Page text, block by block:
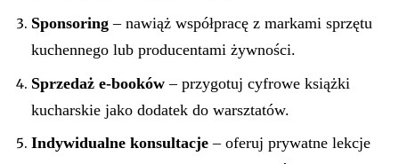
Sponsoring – nawiąż współpracę z markami sprzętu
kuchennego lub producentami żywności.
Sprzedaż e-booków – przygotuj cyfrowe książki
kucharskie jako dodatek do warsztatów.
Indywidualne konsultacje – oferuj prywatne lekcje